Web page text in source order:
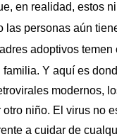
en realidad, estos
las personas aún
adoptivos
Y aquí es
modernos,
niño. El virus no
a cuidar de